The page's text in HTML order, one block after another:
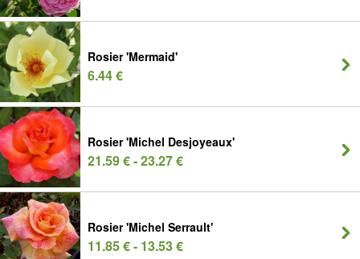
Rosier 'Mermaid'
6.44 €
Rosier 'Michel Desjoyeaux'
21.59 € - 23.27 €
Rosier 'Michel Serrault'
11.85 € - 13.53 €